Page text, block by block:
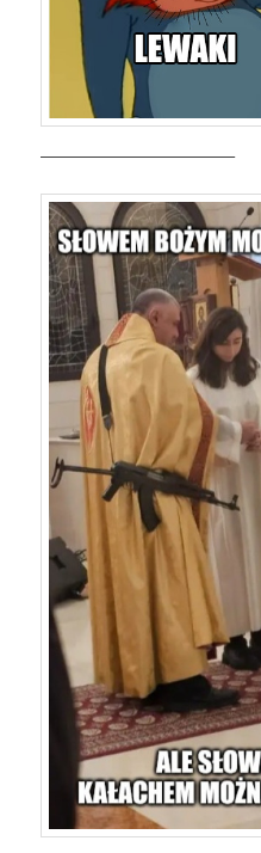
————————————–